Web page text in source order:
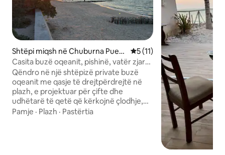
Shtëpi miqsh në Chuburna Puert
o
Vlerësimi mesatar 5 nga 5,
5 (11)
Casita buzë oqeanit, pishinë, vatër zjarri
buzë plazhit, krevat dopio "King"
Qëndro në një shtëpizë private buzë
oqeanit me qasje të drejtpërdrejtë në
plazh, e projektuar për çifte dhe
udhëtarë të qetë që kërkojnë çlodhje,
rehati dhe jetesë autentike bregdetare.
Pamje · Plazh · Pastërtia